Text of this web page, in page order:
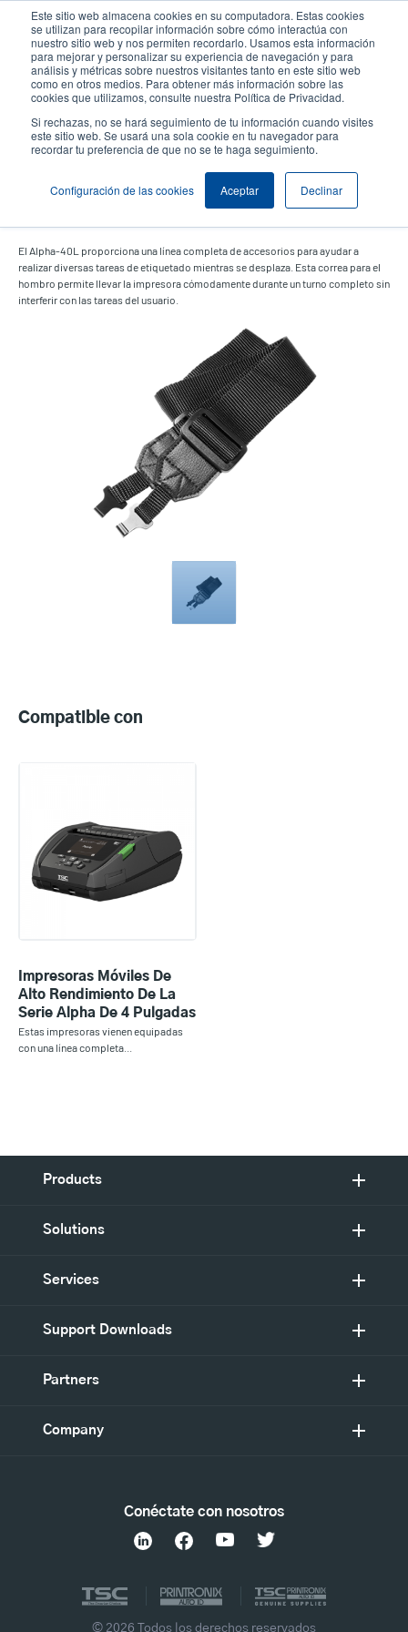
Este sitio web almacena cookies en su computadora. Estas cookies
se utilizan para recopilar información sobre cómo interactúa con
nuestro sitio web y nos permiten recordarlo. Usamos esta información
para mejorar y personalizar su experiencia de navegación y para
análisis y métricas sobre nuestros visitantes tanto en este sitio web
como en otros medios. Para obtener más información sobre las
cookies que utilizamos, consulte nuestra Política de Privacidad.
Si rechazas, no se hará seguimiento de tu información cuando visites
este sitio web. Se usará una sola cookie en tu navegador para
recordar tu preferencia de que no se te haga seguimiento.
Configuración de las cookies Aceptar Declinar
contenido
principal
User
account
menu
User
Header
Selector de productos
El Alpha-40L proporciona una línea completa de accesorios para ayudar a
realizar diversas tareas de etiquetado mientras se desplaza. Esta correa para el
hombro permite llevar la impresora cómodamente durante un turno completo sin
interferir con las tareas del usuario.
Compatible con
Impresoras Móviles De
Alto Rendimiento De La
Serie Alpha De 4 Pulgadas
Estas impresoras vienen equipadas
con una línea completa...
Products
Solutions
Services
Support Downloads
Partners
Company
Conéctate con nosotros
© 2026 Todos los derechos reservados